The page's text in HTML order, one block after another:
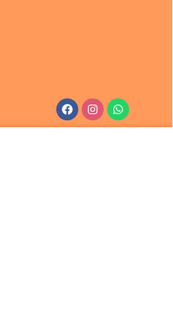
Facebook
InstagramWhatsapp